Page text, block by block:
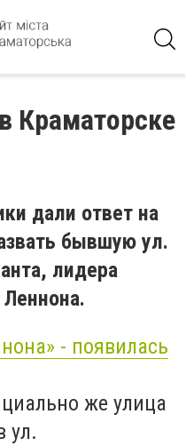
Краматорске
дали ответ на
бывшую ул.
лидера
- появилась
же улица
ул.